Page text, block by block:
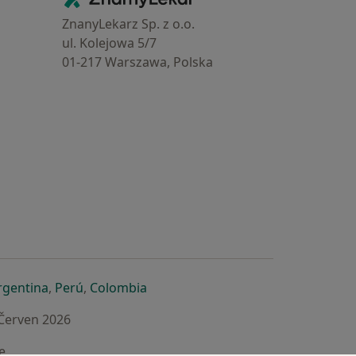
ZnanyLekarz Sp. z o.o.
ul. Kolejowa 5/7
01-217 Warszawa, Polska
záložce
nové záložce
v nové záložce
se otevře v nové záložce
, Perúse otevře v nové záložce
, Colombiase otevře v nové záložce
2026